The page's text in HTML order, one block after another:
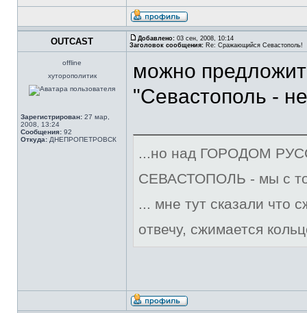
OUTCAST Добавлено: 03 сен, 2008, 10:14
Заголовок сообщения: Re: Сражающийся Севастополь!
offline
хуторополитик
Зарегистрирован: 27 мар,
2008, 13:24
Сообщения: 92
Откуда: ДНЕПРОПЕТРОВСК
можно
"Севастополь -
...но над ГОРОДОМ
СЕВАСТОПОЛЬ - мы с
... мне тут сказали что
отвечу, сжимается